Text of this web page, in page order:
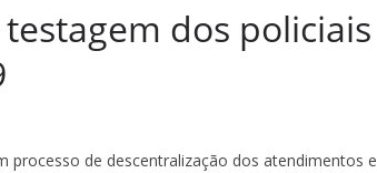
dos policiais
processo de descentralização dos atendimentos e